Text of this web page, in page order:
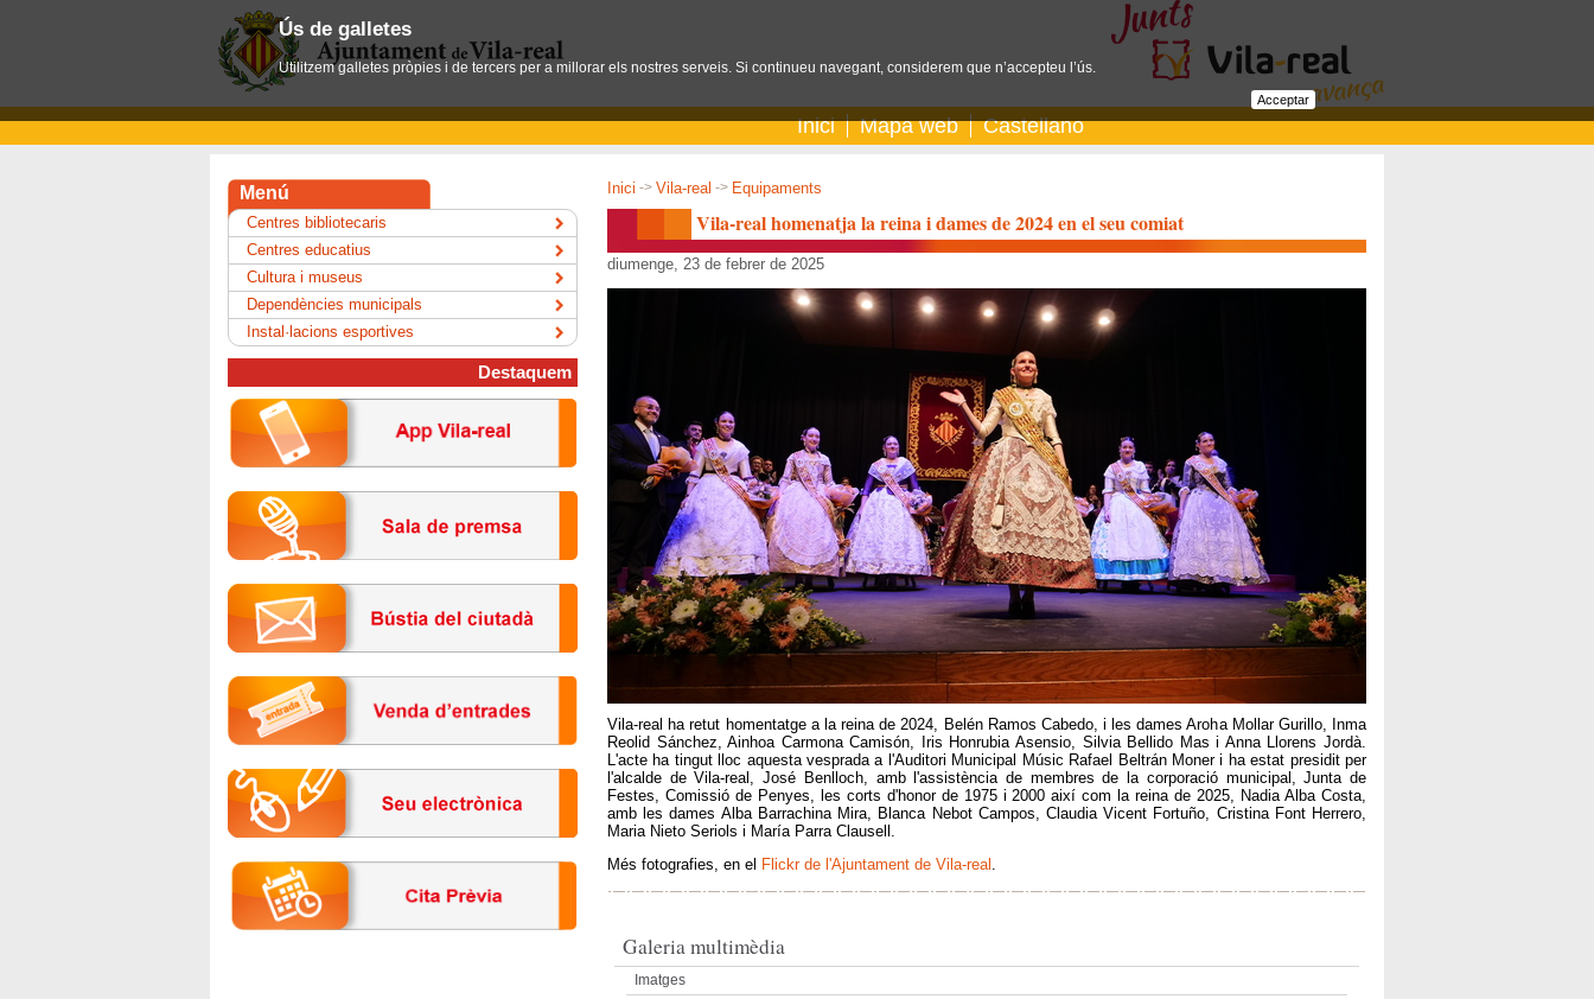
Inici Mapa web Castellano
Inici -> Vila-real -> Equipaments
Vila-real homenatja la reina i dames de 2024 en el seu comiat
diumenge, 23 de febrer de 2025
Vila-real ha retut homentatge a la reina de 2024, Belén Ramos Cabedo, i les dames Aroha Mollar Gurillo, Inma
Reolid Sánchez, Ainhoa Carmona Camisón, Iris Honrubia Asensio, Silvia Bellido Mas i Anna Llorens Jordà.
L'acte ha tingut lloc aquesta vesprada a l'Auditori Municipal Músic Rafael Beltrán Moner i ha estat presidit per
l'alcalde de Vila-real, José Benlloch, amb l'assistència de membres de la corporació municipal, Junta de
Festes, Comissió de Penyes, les corts d'honor de 1975 i 2000 així com la reina de 2025, Nadia Alba Costa,
amb les dames Alba Barrachina Mira, Blanca Nebot Campos, Claudia Vicent Fortuño, Cristina Font Herrero,
Maria Nieto Seriols i María Parra Clausell.
Més fotografies, en el Flickr de l'Ajuntament de Vila-real .
Galeria multimèdia
Imatges
Menú
Centres bibliotecaris
Centres educatius
Cultura i museus
Dependències municipals
Instal·lacions esportives
Destaquem
Ús de galletes
Utilitzem galletes pròpies i de tercers per a millorar els nostres serveis. Si continueu navegant, considerem que n’accepteu l’ús.
Acceptar